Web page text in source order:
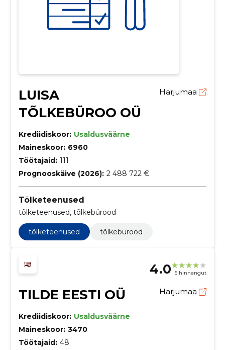
LUISA
TÕLKEBÜROO OÜ
Harjumaa
Krediidiskoor: Usaldusväärne
Maineskoor: 6960
Töötajaid: 111
Prognooskäive (2026): 2 488 722 €
Tõlketeenused
tõlketeenused, tõlkebürood
tõlketeenused tõlkebürood
4.0 5 hinnangut
TILDE EESTI OÜ Harjumaa
Krediidiskoor: Usaldusväärne
Maineskoor: 3470
Töötajaid: 48